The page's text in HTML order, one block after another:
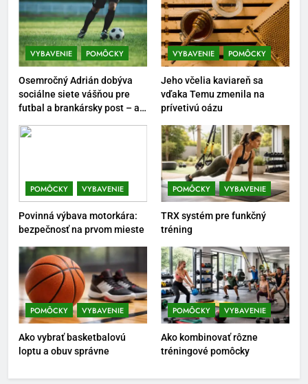
VYBAVENIE POMÔCKY
Osemročný Adrián dobýva
sociálne siete vášňou pre
futbal a brankársky post – aj
VYBAVENIE POMÔCKY
Jeho včelia kaviareň sa
vďaka Temu zmenila na
prívetivú oázu
POMÔCKY VYBAVENIE
Povinná výbava motorkára:
bezpečnosť na prvom mieste
POMÔCKY VYBAVENIE
TRX systém pre funkčný
tréning
POMÔCKY VYBAVENIE
Ako vybrať basketbalovú
loptu a obuv správne
POMÔCKY VYBAVENIE
Ako kombinovať rôzne
tréningové pomôcky
6
Ako kombinovať rôzne
tréningové pomôcky
POMÔCKY VYBAVENIE
7
VYBAVENIE
8
Najlepšie doplnky pre
motocyklistov na dlhé trasy
VYBAVENIE
1
Osemročný Adrián dobýva
sociálne siete vášňou pre futbal
a brankársky post – aj vďaka
produktom z Temu